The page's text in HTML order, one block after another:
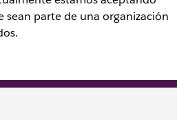
parte de una organización